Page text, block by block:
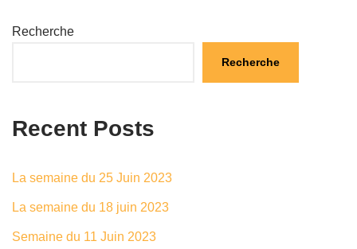
Recherche
Recherche
Recent Posts
La semaine du 25 Juin 2023
La semaine du 18 juin 2023
Semaine du 11 Juin 2023